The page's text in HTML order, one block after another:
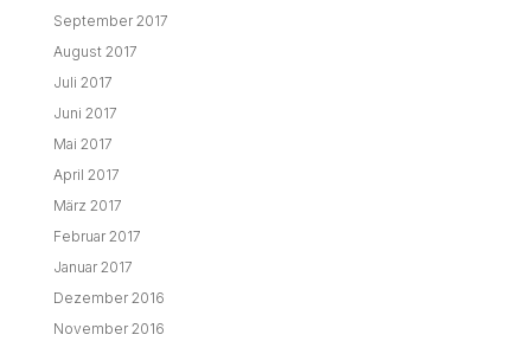
September 2017
August 2017
Juli 2017
Juni 2017
Mai 2017
April 2017
März 2017
Februar 2017
Januar 2017
Dezember 2016
November 2016